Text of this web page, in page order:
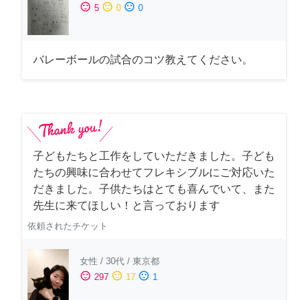
sentiment_satisfied 5 sentiment_neutral 0 sentiment_dissatisfied 0
バレーボールの試合のコツ教えてください。
子どもたちと工作をしていただきました。子ども
たちの興味に合わせてフレキシブルにご対応いた
だきました。子供たちはとても喜んでいて、また
先生に来てほしい！と言っております
依頼されたチケット
女性 / 30代 / 東京都
sentiment_satisfied 297 sentiment_neutral 17 sentiment_dissatisfied 1